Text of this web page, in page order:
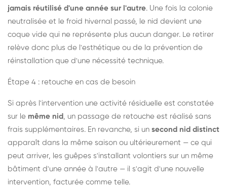
jamais réutilisé d'une année sur l'autre. Une fois la colonie
neutralisée et le froid hivernal passé, le nid devient une
coque vide qui ne représente plus aucun danger. Le retirer
relève donc plus de l'esthétique ou de la prévention de
réinstallation que d'une nécessité technique.
Étape 4 : retouche en cas de besoin
Si après l'intervention une activité résiduelle est constatée
sur le même nid , un passage de retouche est réalisé sans
frais supplémentaires. En revanche, si un second nid distinct
apparaît dans la même saison ou ultérieurement — ce qui
peut arriver, les guêpes s'installant volontiers sur un même
bâtiment d'une année à l'autre — il s'agit d'une nouvelle
intervention, facturée comme telle.